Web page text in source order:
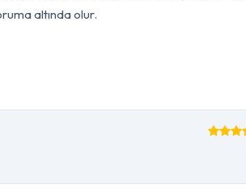
altında olur.